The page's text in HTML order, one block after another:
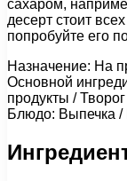
сахаром,
десерт стоит
попробуйте его
Назначение: На
Основной
продукты / Творог
Блюдо: Выпечка /